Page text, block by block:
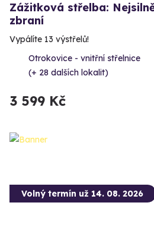
Zážitková střelba:
zbraní
Vypálíte 13 výstřelů!
Otrokovice - vnitřní střelnice
(+ 28 dalších lokalit)
3 599 Kč
Volný termín už 14. 08. 2026